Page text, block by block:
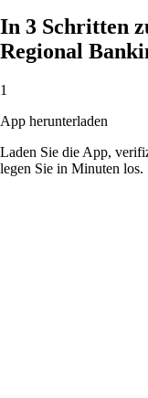
In 3 Schritten
Regional
1
App herunterladen
Laden Sie die App,
legen Sie in Minuten los.